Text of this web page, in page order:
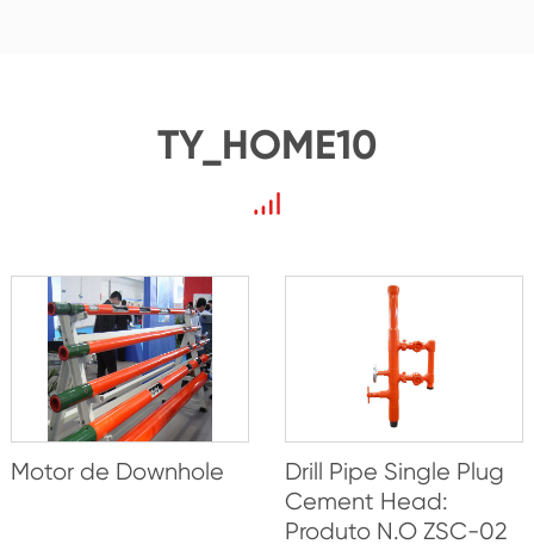
TY_HOME10
Motor de Downhole
Drill Pipe Single Plug
Cement Head:
Produto N.O ZSC-02